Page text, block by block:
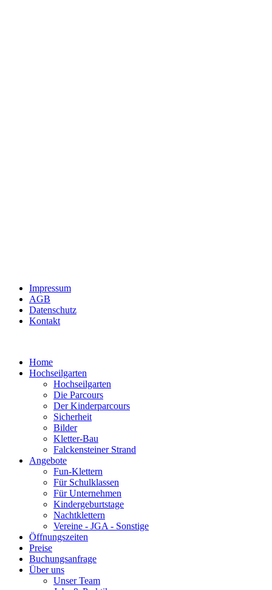
Impressum
AGB
Datenschutz
Kontakt
Home
Hochseilgarten
Hochseilgarten
Die Parcours
Der Kinderparcours
Sicherheit
Bilder
Kletter-Bau
Falckensteiner Strand
Angebote
Fun-Klettern
Für Schulklassen
Für Unternehmen
Kindergeburtstage
Nachtklettern
Vereine - JGA - Sonstige
Öffnungszeiten
Preise
Buchungsanfrage
Über uns
Unser Team